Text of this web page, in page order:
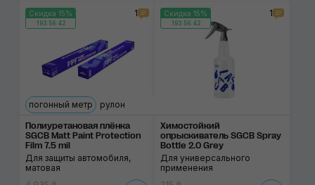
Скидка 15%
193:56:41
1
погонный метр рулон
Полиуретановая плёнка
SGCB Matt Paint Protection
Film 7.5 mil
Для защиты автомобиля,
матовая
Скидка 15%
193:56:41
1
Химостойкий
опрыскиватель SGCB Spray
Bottle 2.0 Grey
Для универсального
применения